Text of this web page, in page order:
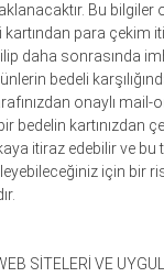
Bu bilgiler
para çekim
daha sonrasında
bedeli
onaylı mail-
bedelin kartınızdan
itiraz edebilir ve bu
için bir
SİTELERİ VE